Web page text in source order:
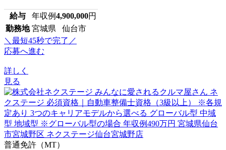
給与 年収例4,900,000円
勤務地 宮城県 仙台市
＼最短45秒で完了／
応募へ進む
詳しく
見る
普通免許（MT）